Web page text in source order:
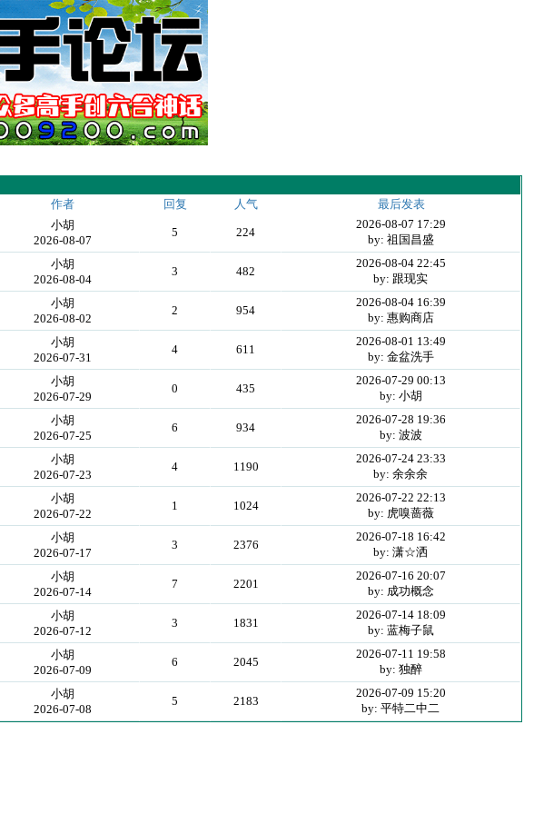
作者 回复 人气 最后发表
小胡
2026-08-07
5 224
2026-08-07 17:29
by: 祖国昌盛
小胡
2026-08-04
3 482
2026-08-04 22:45
by: 跟现实
小胡
2026-08-02
2 954
2026-08-04 16:39
by: 惠购商店
小胡
2026-07-31
4 611
2026-08-01 13:49
by: 金盆洗手
小胡
2026-07-29
0 435
2026-07-29 00:13
by: 小胡
小胡
2026-07-25
6 934
2026-07-28 19:36
by: 波波
小胡
2026-07-23
4 1190
2026-07-24 23:33
by: 余余余
小胡
2026-07-22
1 1024
2026-07-22 22:13
by: 虎嗅蔷薇
小胡
2026-07-17
3 2376
2026-07-18 16:42
by: 潇☆洒
小胡
2026-07-14
7 2201
2026-07-16 20:07
by: 成功概念
小胡
2026-07-12
3 1831
2026-07-14 18:09
by: 蓝梅子鼠
小胡
2026-07-09
6 2045
2026-07-11 19:58
by: 独醉
小胡
2026-07-08
5 2183
2026-07-09 15:20
by: 平特二中二